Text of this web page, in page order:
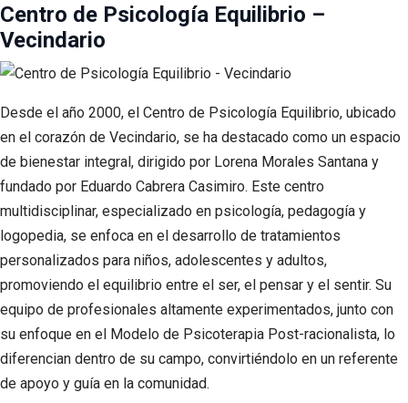
Centro de Psicología Equilibrio –
Vecindario
Desde el año 2000, el Centro de Psicología Equilibrio, ubicado
en el corazón de Vecindario, se ha destacado como un espacio
de bienestar integral, dirigido por Lorena Morales Santana y
fundado por Eduardo Cabrera Casimiro. Este centro
multidisciplinar, especializado en psicología, pedagogía y
logopedia, se enfoca en el desarrollo de tratamientos
personalizados para niños, adolescentes y adultos,
promoviendo el equilibrio entre el ser, el pensar y el sentir. Su
equipo de profesionales altamente experimentados, junto con
su enfoque en el Modelo de Psicoterapia Post-racionalista, lo
diferencian dentro de su campo, convirtiéndolo en un referente
de apoyo y guía en la comunidad.